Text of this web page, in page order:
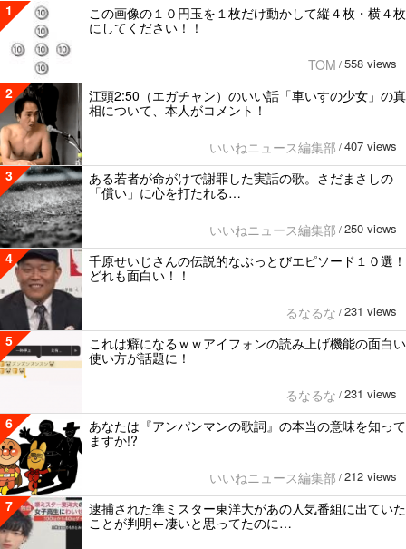
1
この画像の１０円玉を１枚だけ動かして縦４枚・横４枚
にしてください！！
TOM / 558 views
2
江頭2:50（エガチャン）のいい話「車いすの少女」の真
相について、本人がコメント！
いいねニュース編集部 / 407 views
3
ある若者が命がけで謝罪した実話の歌。さだまさしの
「償い」に心を打たれる…
いいねニュース編集部 / 250 views
4
千原せいじさんの伝説的なぶっとびエピソード１０選！
どれも面白い！！
るなるな / 231 views
5
これは癖になるｗｗアイフォンの読み上げ機能の面白い
使い方が話題に！
るなるな / 231 views
6
あなたは『アンパンマンの歌詞』の本当の意味を知って
ますか!?
いいねニュース編集部 / 212 views
7
逮捕された準ミスター東洋大があの人気番組に出ていた
ことが判明←凄いと思ってたのに…